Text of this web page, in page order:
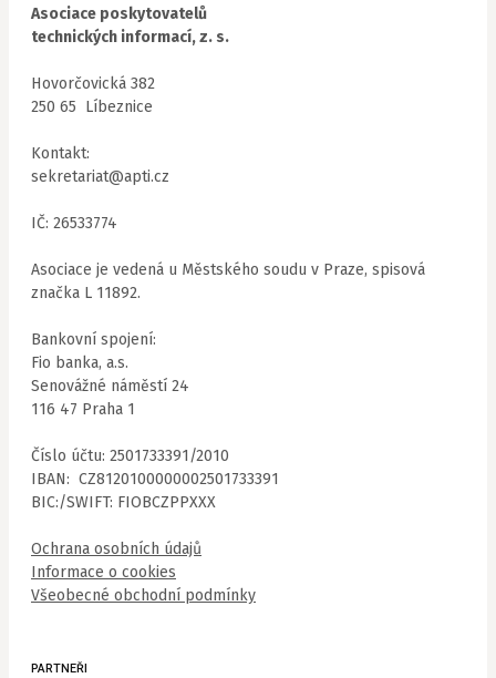
Asociace poskytovatelů
technických informací, z. s.
Hovorčovická 382
250 65 Líbeznice
Kontakt:
sekretariat@apti.cz
IČ: 26533774
Asociace je vedená u Městského soudu v Praze, spisová
značka L 11892.
Bankovní spojení:
Fio banka, a.s.
Senovážné náměstí 24
116 47 Praha 1
Číslo účtu: 2501733391/2010
IBAN: CZ8120100000002501733391
BIC:/SWIFT: FIOBCZPPXXX
Ochrana osobních údajů
Informace o cookies
Všeobecné obchodní podmínky
PARTNEŘI